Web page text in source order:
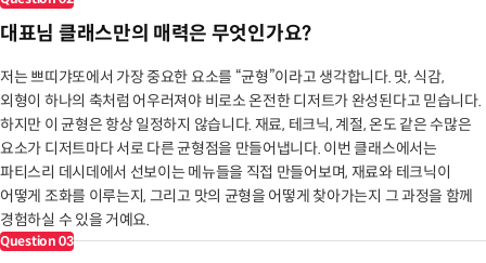
대표님 클래스만의 매력은 무엇인가요?
저는 쁘띠갸또에서 가장 중요한 요소를 “균형”이라고 생각합니다. 맛, 식감,
외형이 하나의 축처럼 어우러져야 비로소 온전한 디저트가 완성된다고 믿습니다.
하지만 이 균형은 항상 일정하지 않습니다. 재료, 테크닉, 계절, 온도 같은 수많은
요소가 디저트마다 서로 다른 균형점을 만들어냅니다. 이번 클래스에서는
파티스리 데시데에서 선보이는 메뉴들을 직접 만들어보며, 재료와 테크닉이
어떻게 조화를 이루는지, 그리고 맛의 균형을 어떻게 찾아가는지 그 과정을 함께
경험하실 수 있을 거예요.
Question 03